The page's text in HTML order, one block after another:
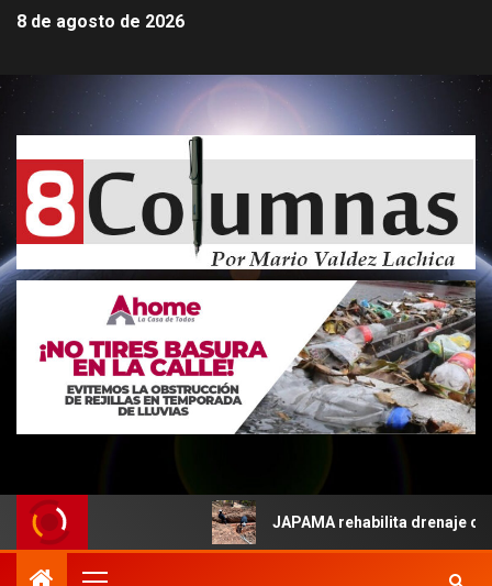
8 de agosto de 2026
JAPAMA rehabilita drenaje